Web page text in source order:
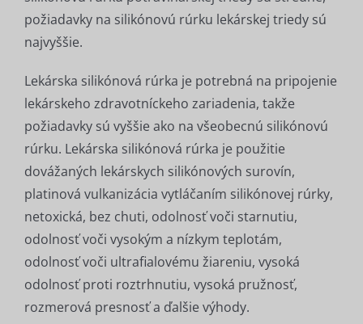
požiadavky na silikónovú rúrku lekárskej triedy sú
najvyššie.
Lekárska silikónová rúrka je potrebná na pripojenie
lekárskeho zdravotníckeho zariadenia, takže
požiadavky sú vyššie ako na všeobecnú silikónovú
rúrku. Lekárska silikónová rúrka je použitie
dovážaných lekárskych silikónových surovín,
platinová vulkanizácia vytláčaním silikónovej rúrky,
netoxická, bez chuti, odolnosť voči starnutiu,
odolnosť voči vysokým a nízkym teplotám,
odolnosť voči ultrafialovému žiareniu, vysoká
odolnosť proti roztrhnutiu, vysoká pružnosť,
rozmerová presnosť a ďalšie výhody.